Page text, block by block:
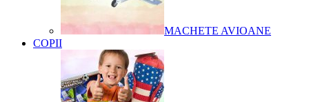
MACHETE AVIOANE
COPII